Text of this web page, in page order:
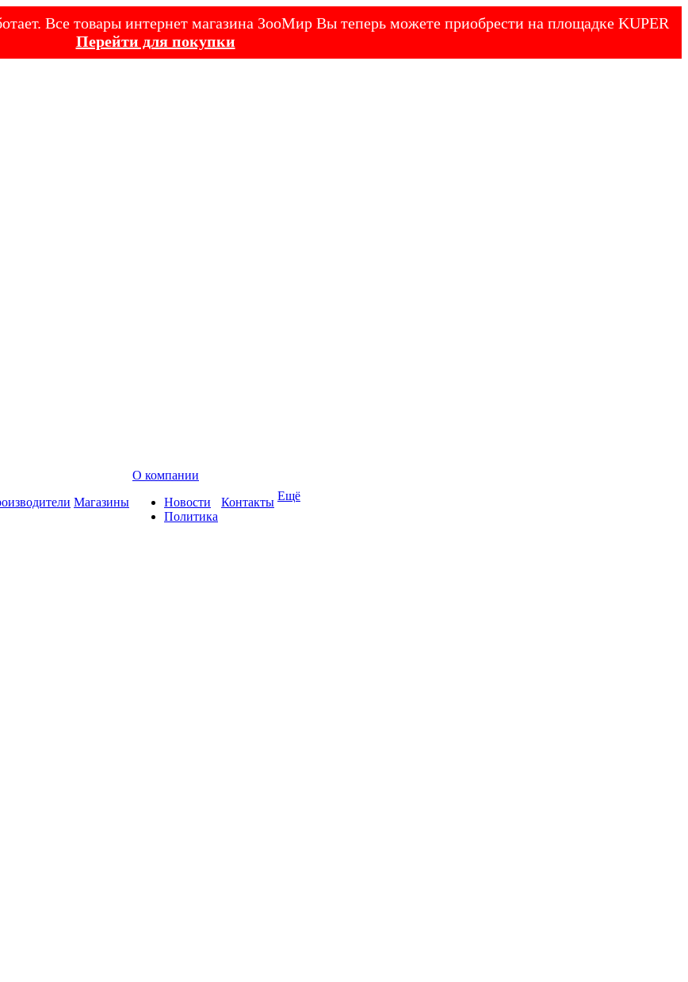
Все товары интернет магазина ЗооМир Вы теперь можете приобрести на площадке KUPER
Перейти для покупки
Магазины
О компании
Новости
Политика
Контакты Ещё